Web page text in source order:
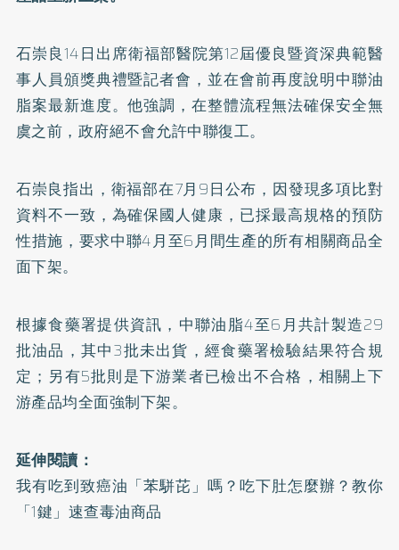
石崇良14日出席衛福部醫院第12屆優良暨資深典範醫
事人員頒獎典禮暨記者會，並在會前再度說明中聯油
脂案最新進度。他強調，在整體流程無法確保安全無
虞之前，政府絕不會允許中聯復工。
石崇良指出，衛福部在7月9日公布，因發現多項比對
資料不一致，為確保國人健康，已採最高規格的預防
性措施，要求中聯4月至6月間生產的所有相關商品全
面下架。
根據食藥署提供資訊，中聯油脂4至6月共計製造29
批油品，其中3批未出貨，經食藥署檢驗結果符合規
定；另有5批則是下游業者已檢出不合格，相關上下
游產品均全面強制下架。
延伸閱讀：
我有吃到致癌油「苯駢芘」嗎？吃下肚怎麼辦？教你
「1鍵」速查毒油商品